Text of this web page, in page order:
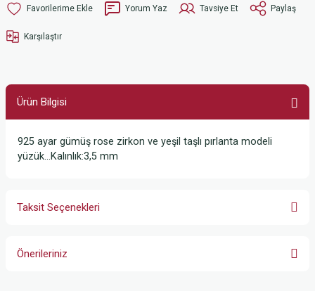
Yorum Yaz Tavsiye Et Paylaş
Karşılaştır
Ürün Bilgisi
925 ayar gümüş rose zirkon ve yeşil taşlı pırlanta modeli
yüzük…Kalınlık:3,5 mm
Taksit Seçenekleri
Önerileriniz